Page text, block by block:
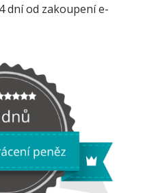
dní od zakoupení e-